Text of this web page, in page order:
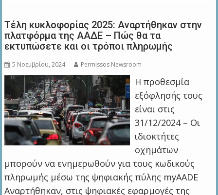
Τέλη κυκλοφορίας 2025: Αναρτήθηκαν στην
πλατφόρμα της ΑΑΔΕ – Πώς θα τα
εκτυπώσετε και οι τρόποι πληρωμής
5 Νοεμβρίου, 2024 Permissos Newsroom
H προθεσμία
εξόφλησής τους
είναι στις
31/12/2024 – Οι
ιδιοκτήτες
οχημάτων
μπορούν να ενημερωθούν για τους κωδικούς
πληρωμής μέσω της ψηφιακής πύλης myAADE
Αναρτήθηκαν, στις ψηφιακές εφαρμογές της